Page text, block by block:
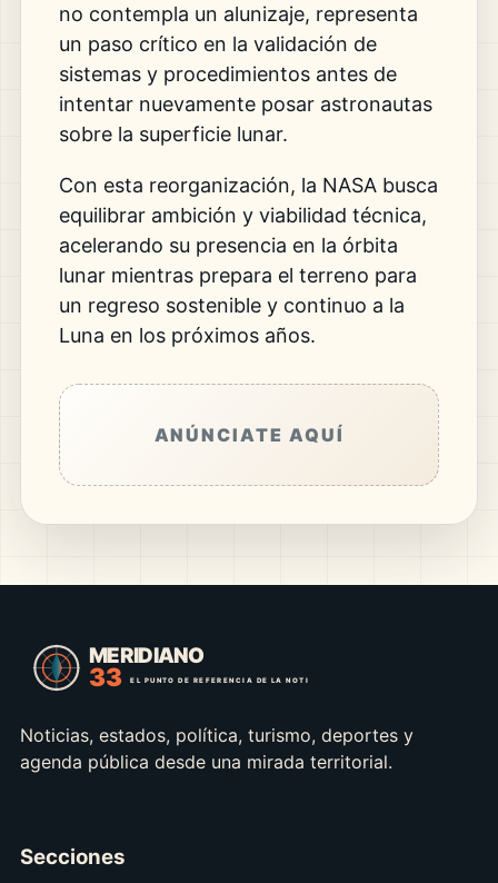
no contempla un alunizaje, representa
un paso crítico en la validación de
sistemas y procedimientos antes de
intentar nuevamente posar astronautas
sobre la superficie lunar.
Con esta reorganización, la NASA busca
equilibrar ambición y viabilidad técnica,
acelerando su presencia en la órbita
lunar mientras prepara el terreno para
un regreso sostenible y continuo a la
Luna en los próximos años.
ANÚNCIATE AQUÍ
Noticias, estados, política, turismo, deportes y
agenda pública desde una mirada territorial.
Secciones